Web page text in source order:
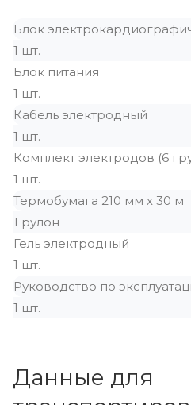
Блок
1 шт.
Блок питания
1 шт.
Кабель электродный
1 шт.
Комплект электродов (6
1 шт.
Термобумага 210 мм х 30 м
1 рулон
Гель электродный
1 шт.
Руководство по
1 шт.
Данные для